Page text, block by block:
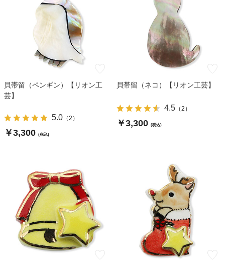
貝帯留（ペンギン）【リオン工
芸】
5.0（2 ）
￥3,300 (税込)
貝帯留（ネコ）【リオン工芸】
4.5（2 ）
￥3,300 (税込)